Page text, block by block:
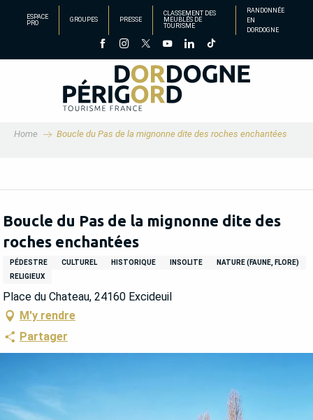
principal
ESPACE
PRO
GROUPES PRESSE
CLASSEMENT DES
MEUBLÉS DE
TOURISME
RANDONNÉE
EN
DORDOGNE
Home Boucle du Pas de la mignonne dite des roches enchantées
Boucle du Pas de la mignonne dite des
roches enchantées
PÉDESTRE CULTUREL HISTORIQUE INSOLITE
NATURE (FAUNE, FLORE)
RELIGIEUX
Place du Chateau, 24160 Excideuil
M'y rendre
Partager